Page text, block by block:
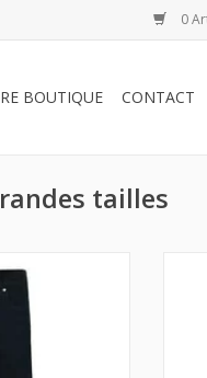
0
BOUTIQUE CONTACT
tailles